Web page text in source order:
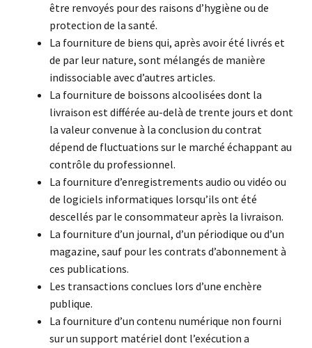
être renvoyés pour des raisons d’hygiène ou de
protection de la santé.
La fourniture de biens qui, après avoir été livrés et
de par leur nature, sont mélangés de manière
indissociable avec d’autres articles.
La fourniture de boissons alcoolisées dont la
livraison est différée au-delà de trente jours et dont
la valeur convenue à la conclusion du contrat
dépend de fluctuations sur le marché échappant au
contrôle du professionnel.
La fourniture d’enregistrements audio ou vidéo ou
de logiciels informatiques lorsqu’ils ont été
descellés par le consommateur après la livraison.
La fourniture d’un journal, d’un périodique ou d’un
magazine, sauf pour les contrats d’abonnement à
ces publications.
Les transactions conclues lors d’une enchère
publique.
La fourniture d’un contenu numérique non fourni
sur un support matériel dont l’exécution a